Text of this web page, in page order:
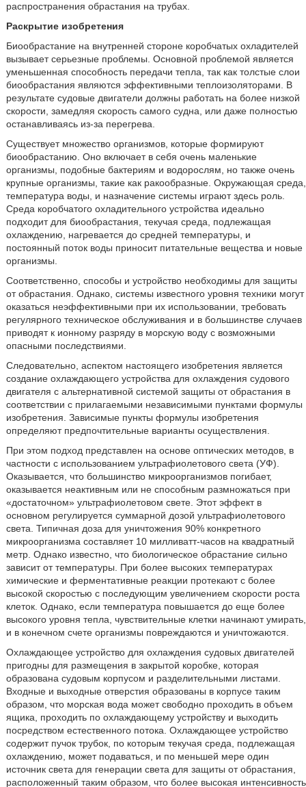
распространения обрастания на трубах.
Раскрытие изобретения
Биообрастание на внутренней стороне коробчатых охладителей
вызывает серьезные проблемы. Основной проблемой является
уменьшенная способность передачи тепла, так как толстые слои
биообрастания являются эффективными теплоизоляторами. В
результате судовые двигатели должны работать на более низкой
скорости, замедляя скорость самого судна, или даже полностью
останавливаясь из-за перегрева.
Существует множество организмов, которые формируют
биообрастанию. Оно включает в себя очень маленькие
организмы, подобные бактериям и водорослям, но также очень
крупные организмы, такие как ракообразные. Окружающая среда,
температура воды, и назначение системы играют здесь роль.
Среда коробчатого охладительного устройства идеально
подходит для биообрастания, текучая среда, подлежащая
охлаждению, нагревается до средней температуры, и
постоянный поток воды приносит питательные вещества и новые
организмы.
Соответственно, способы и устройство необходимы для защиты
от обрастания. Однако, системы известного уровня техники могут
оказаться неэффективными при их использовании, требовать
регулярного техническое обслуживания и в большинстве случаев
приводят к ионному разряду в морскую воду с возможными
опасными последствиями.
Следовательно, аспектом настоящего изобретения является
создание охлаждающего устройства для охлаждения судового
двигателя с альтернативной системой защиты от обрастания в
соответствии с прилагаемыми независимыми пунктами формулы
изобретения. Зависимые пункты формулы изобретения
определяют предпочтительные варианты осуществления.
При этом подход представлен на основе оптических методов, в
частности с использованием ультрафиолетового света (УФ).
Оказывается, что большинство микроорганизмов погибает,
оказывается неактивным или не способным размножаться при
«достаточном» ультрафиолетовом свете. Этот эффект в
основном регулируется суммарной дозой ультрафиолетового
света. Типичная доза для уничтожения 90% конкретного
микроорганизма составляет 10 милливатт-часов на квадратный
метр. Однако известно, что биологическое обрастание сильно
зависит от температуры. При более высоких температурах
химические и ферментативные реакции протекают с более
высокой скоростью с последующим увеличением скорости роста
клеток. Однако, если температура повышается до еще более
высокого уровня тепла, чувствительные клетки начинают умирать,
и в конечном счете организмы повреждаются и уничтожаются.
Охлаждающее устройство для охлаждения судовых двигателей
пригодны для размещения в закрытой коробке, которая
образована судовым корпусом и разделительными листами.
Входные и выходные отверстия образованы в корпусе таким
образом, что морская вода может свободно проходить в объем
ящика, проходить по охлаждающему устройству и выходить
посредством естественного потока. Охлаждающее устройство
содержит пучок трубок, по которым текучая среда, подлежащая
охлаждению, может подаваться, и по меньшей мере один
источник света для генерации света для защиты от обрастания,
расположенный таким образом, что более высокая интенсивность